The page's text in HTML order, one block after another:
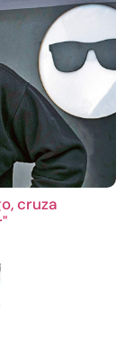
cruza